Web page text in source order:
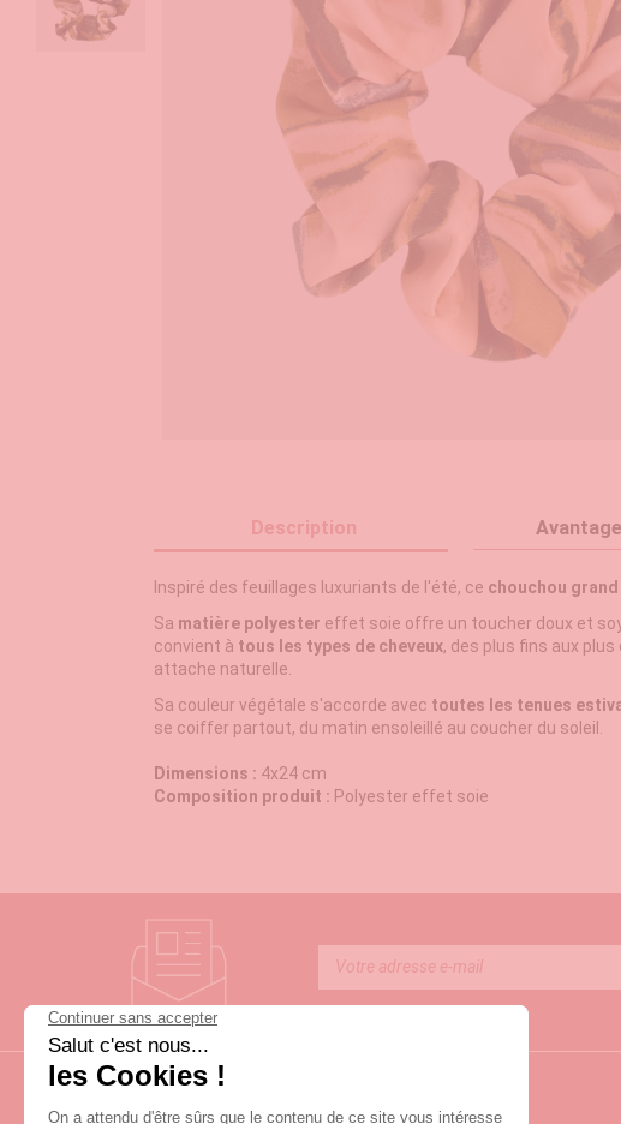
Description
Inspiré des feuillages luxuriants de l'été, ce chouchou
Sa matière polyester effet soie offre un toucher doux et
convient à tous les types de cheveux, des plus fins aux
attache naturelle.
Sa couleur végétale s'accorde avec toutes les tenues
se coiffer partout, du matin ensoleillé au coucher du soleil.
Dimensions : 4x24 cm
Composition produit : Polyester effet soie